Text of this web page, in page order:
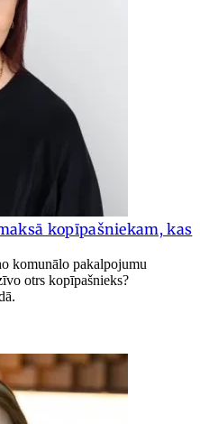
kopīpašniekam, kas
komunālo pakalpojumu
otrs kopīpašnieks?